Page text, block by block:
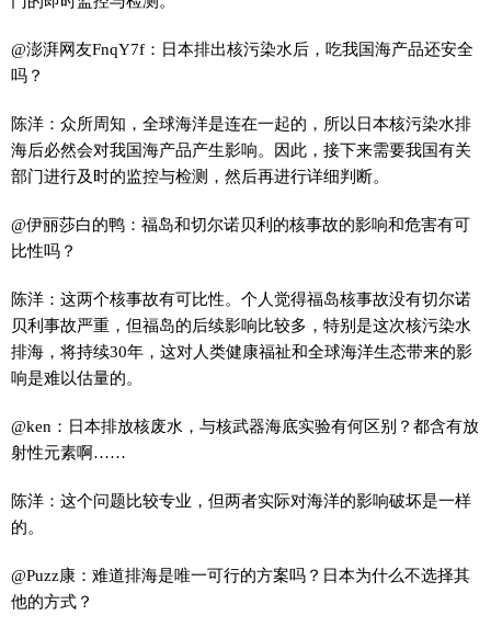
@澎湃网友FnqY7f：日本排出核污染水后，吃我国海产品还安全
吗？
陈洋：众所周知，全球海洋是连在一起的，所以日本核污染水排
海后必然会对我国海产品产生影响。因此，接下来需要我国有关
部门进行及时的监控与检测，然后再进行详细判断。
@伊丽莎白的鸭：福岛和切尔诺贝利的核事故的影响和危害有可
比性吗？
陈洋：这两个核事故有可比性。个人觉得福岛核事故没有切尔诺
贝利事故严重，但福岛的后续影响比较多，特别是这次核污染水
排海，将持续30年，这对人类健康福祉和全球海洋生态带来的影
响是难以估量的。
@ken：日本排放核废水，与核武器海底实验有何区别？都含有放
射性元素啊……
陈洋：这个问题比较专业，但两者实际对海洋的影响破坏是一样
的。
@Puzz康：难道排海是唯一可行的方案吗？日本为什么不选择其
他的方式？